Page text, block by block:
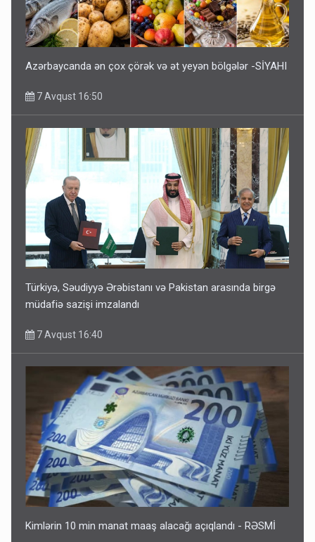
Azərbaycanda ən çox çörək və ət yeyən bölgələr -SİYAHI
7 Avqust 16:50
Türkiyə, Səudiyyə Ərəbistanı və Pakistan arasında birgə
müdafiə sazişi imzalandı
7 Avqust 16:40
Kimlərin 10 min manat maaş alacağı açıqlandı - RƏSMİ